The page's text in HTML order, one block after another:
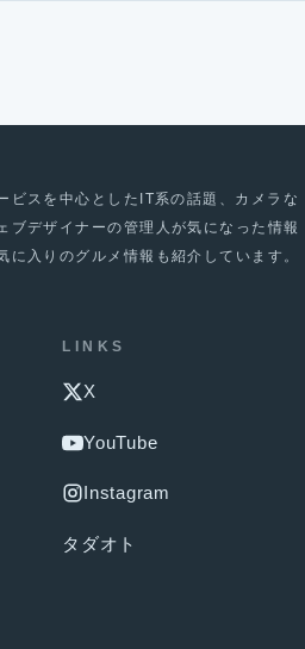
ビスを中心としたIT系の話題、カメラな
ブデザイナーの管理人が気になった情報
に入りのグルメ情報も紹介しています。
LINKS
X
YouTube
Instagram
タダオト